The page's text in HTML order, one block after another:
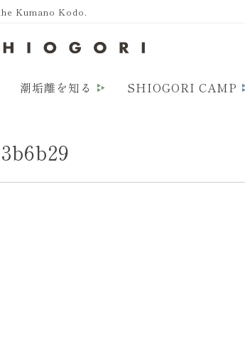
Kumano Kodo.
潮垢離を知る SHIOGORI CAMP